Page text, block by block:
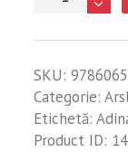
probleme,
Clasa
a
II-
SKU:
Categorie:
Etichetă:
Product ID: